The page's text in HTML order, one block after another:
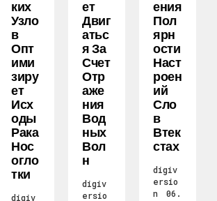
Ких
Узло
В
Опт
Ими
Зиру
Ет
Исх
Оды
Рака
Нос
Огло
Тки
digiv
Ет
Двиг
Атьс
Я За
Счет
Отр
Аже
Ния
Вод
Ных
Вол
Н
digiv
ersio
Ения
Пол
Ярн
Ости
Наст
Роен
Ий
Сло
В
Втек
Стах
digiv
ersio
n
06.